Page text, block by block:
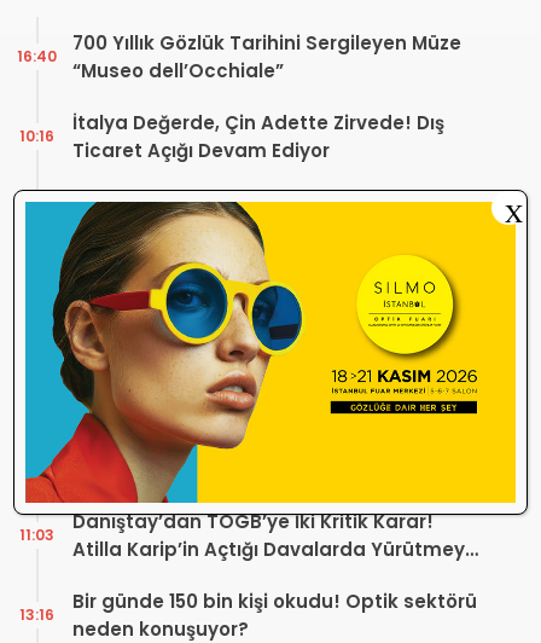
700 Yıllık Gözlük Tarihini Sergileyen Müze
“Museo dell’Occhiale”
16:40
İtalya Değerde, Çin Adette Zirvede! Dış
Ticaret Açığı Devam Ediyor
10:16
Optik Sektörünün Geleceğine Yön Veren
Uluslararası Buluşma
Merve Optik, Tom Ford ve Zegna ile
Alaçatı’da Yaz Sezonuna Şık Bir Başlangıç ​​
Yaptı
Optik Mağazalarındaki Hizmet Kalitesi
Mercek Altında! Görüşünüz Sektörün
Geleceğini Şekillendirebilir
Yönetmelik Tartışmalarına TOGB’dan
Açıklama! Yeni Hüküm Yok, Teknik
Düzenleme Var
13:32
Danıştay’dan TOGB’ye İki Kritik Karar!
Atilla Karip’in Açtığı Davalarda Yürütmeyi
11:03
Bir günde 150 bin kişi okudu! Optik sektörü
neden konuşuyor?
13:16
X